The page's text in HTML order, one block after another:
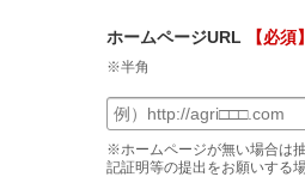
ホームページURL 【必須】
※半角
※ホームページが無い場合は
記証明等の提出をお願いする